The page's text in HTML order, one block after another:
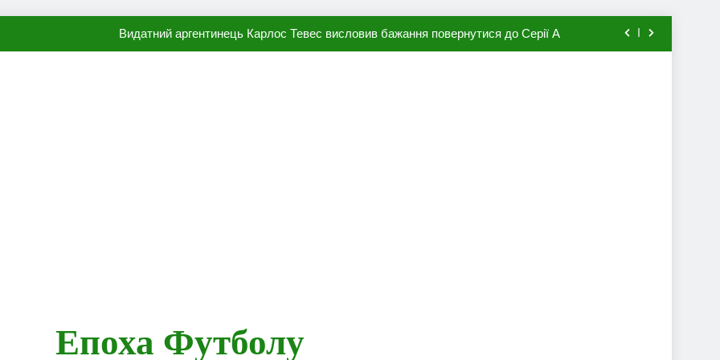
Видатний аргентинець Карлос Тевес висловив бажання повернутися до Серії А
Епоха Футболу